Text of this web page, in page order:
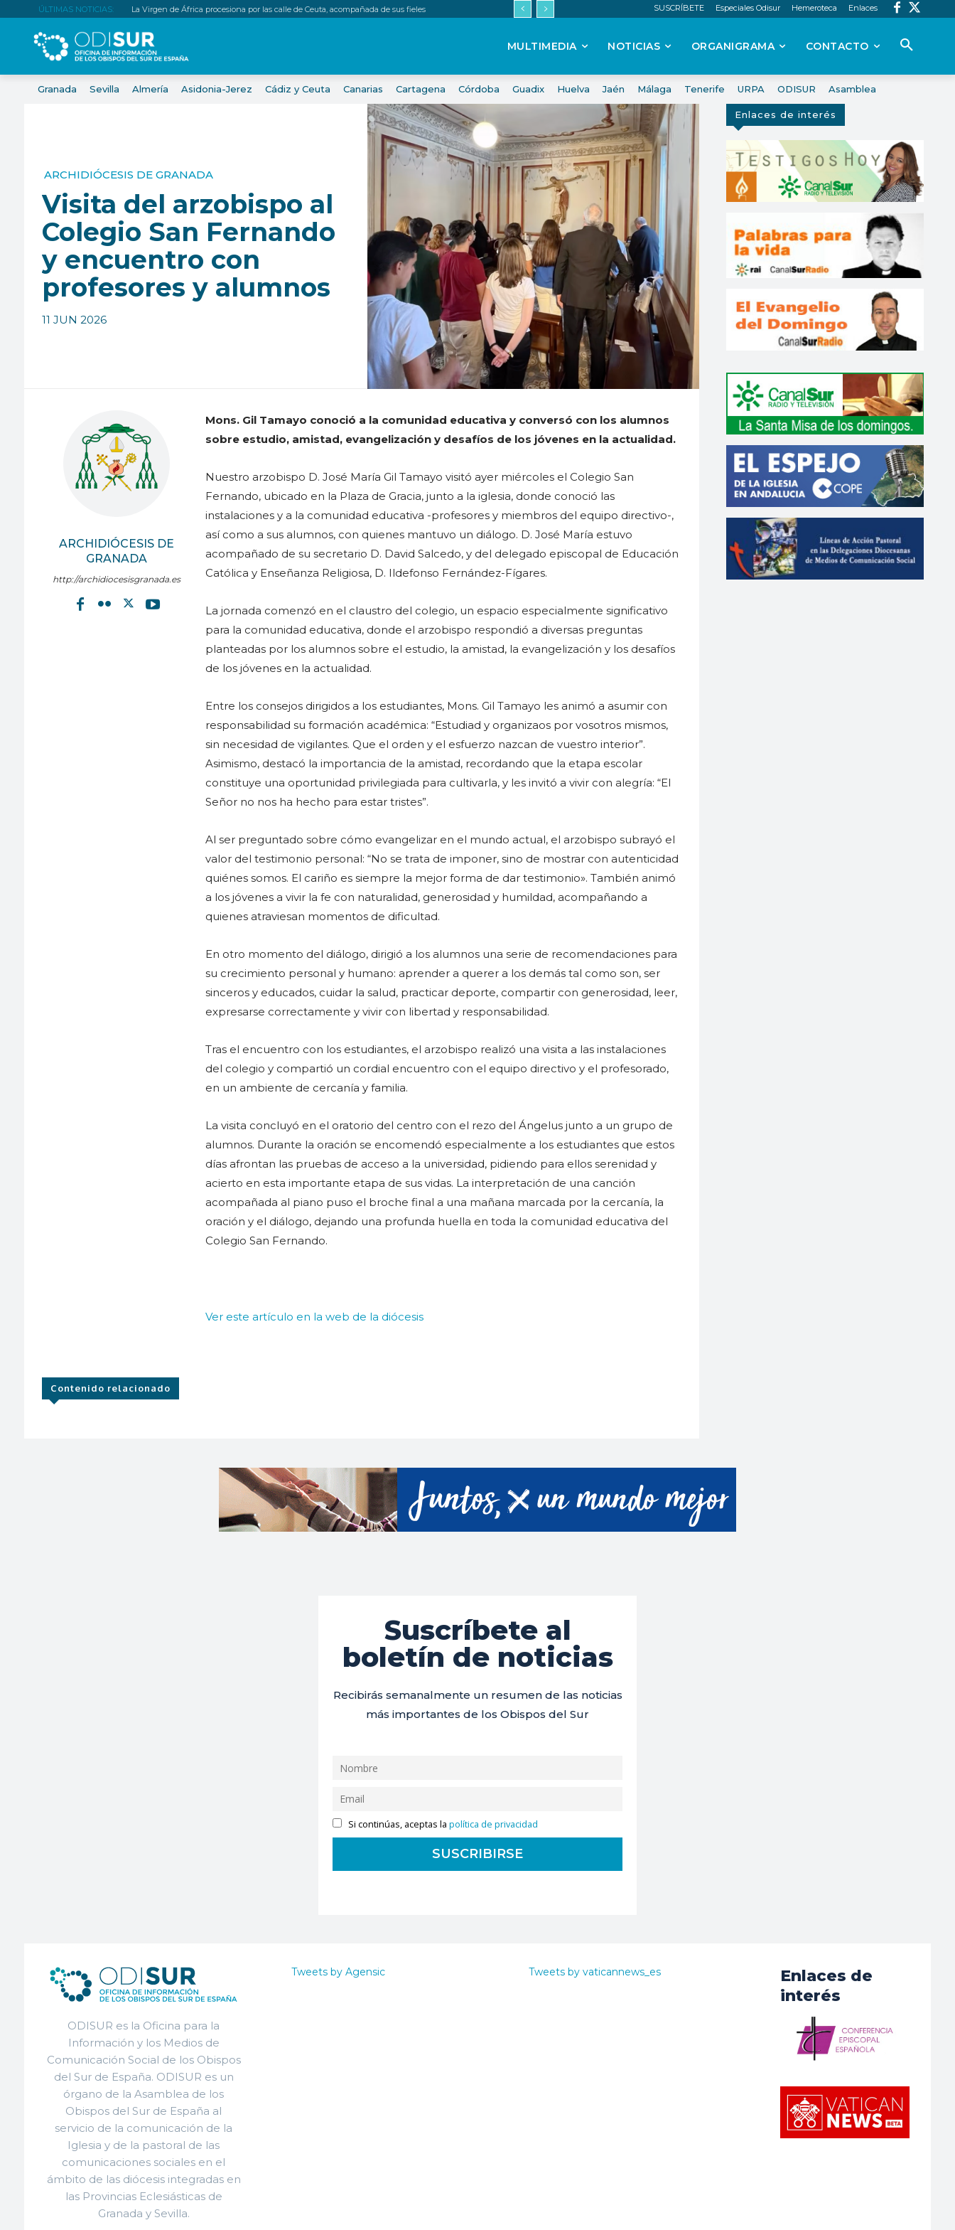
ÚLTIMAS NOTICIAS: La Virgen de África procesiona por las calle de Ceuta, acompañada de sus fieles SUSCRÍBETE Especiales Odisur Hemeroteca Enlaces
MULTIMEDIA NOTICIAS ORGANIGRAMA CONTACTO
Granada Sevilla Almería Asidonia-Jerez Cádiz y Ceuta Canarias Cartagena Córdoba Guadix Huelva Jaén Málaga Tenerife URPA ODISUR Asamblea
ARCHIDIÓCESIS DE GRANADA
Visita del arzobispo al
Colegio San Fernando
y encuentro con
profesores y alumnos
11 JUN 2026
ARCHIDIÓCESIS DE
GRANADA
http://archidiocesisgranada.es
Mons. Gil Tamayo conoció a la comunidad educativa y conversó con los alumnos
sobre estudio, amistad, evangelización y desafíos de los jóvenes en la actualidad.
Nuestro arzobispo D. José María Gil Tamayo visitó ayer miércoles el Colegio San
Fernando, ubicado en la Plaza de Gracia, junto a la iglesia, donde conoció las
instalaciones y a la comunidad educativa -profesores y miembros del equipo directivo-,
así como a sus alumnos, con quienes mantuvo un diálogo. D. José María estuvo
acompañado de su secretario D. David Salcedo, y del delegado episcopal de Educación
Católica y Enseñanza Religiosa, D. Ildefonso Fernández-Fígares.
La jornada comenzó en el claustro del colegio, un espacio especialmente significativo
para la comunidad educativa, donde el arzobispo respondió a diversas preguntas
planteadas por los alumnos sobre el estudio, la amistad, la evangelización y los desafíos
de los jóvenes en la actualidad.
Entre los consejos dirigidos a los estudiantes, Mons. Gil Tamayo les animó a asumir con
responsabilidad su formación académica: “Estudiad y organizaos por vosotros mismos,
sin necesidad de vigilantes. Que el orden y el esfuerzo nazcan de vuestro interior”.
Asimismo, destacó la importancia de la amistad, recordando que la etapa escolar
constituye una oportunidad privilegiada para cultivarla, y les invitó a vivir con alegría: “El
Señor no nos ha hecho para estar tristes”.
Al ser preguntado sobre cómo evangelizar en el mundo actual, el arzobispo subrayó el
valor del testimonio personal: “No se trata de imponer, sino de mostrar con autenticidad
quiénes somos. El cariño es siempre la mejor forma de dar testimonio». También animó
a los jóvenes a vivir la fe con naturalidad, generosidad y humildad, acompañando a
quienes atraviesan momentos de dificultad.
En otro momento del diálogo, dirigió a los alumnos una serie de recomendaciones para
su crecimiento personal y humano: aprender a querer a los demás tal como son, ser
sinceros y educados, cuidar la salud, practicar deporte, compartir con generosidad, leer,
expresarse correctamente y vivir con libertad y responsabilidad.
Tras el encuentro con los estudiantes, el arzobispo realizó una visita a las instalaciones
del colegio y compartió un cordial encuentro con el equipo directivo y el profesorado,
en un ambiente de cercanía y familia.
La visita concluyó en el oratorio del centro con el rezo del Ángelus junto a un grupo de
alumnos. Durante la oración se encomendó especialmente a los estudiantes que estos
días afrontan las pruebas de acceso a la universidad, pidiendo para ellos serenidad y
acierto en esta importante etapa de sus vidas. La interpretación de una canción
acompañada al piano puso el broche final a una mañana marcada por la cercanía, la
oración y el diálogo, dejando una profunda huella en toda la comunidad educativa del
Colegio San Fernando.
Ver este artículo en la web de la diócesis
Contenido relacionado
Enlaces de interés
Suscríbete al
boletín de noticias
Recibirás semanalmente un resumen de las noticias
más importantes de los Obispos del Sur
Si continúas, aceptas lapolítica de privacidad
ODISUR es la Oficina para la
Información y los Medios de
Comunicación Social de los Obispos
del Sur de España. ODISUR es un
órgano de la Asamblea de los
Obispos del Sur de España al
servicio de la comunicación de la
Iglesia y de la pastoral de las
comunicaciones sociales en el
ámbito de las diócesis integradas en
las Provincias Eclesiásticas de
Granada y Sevilla.
Tweets by Agensic Tweets by vaticannews_es
Enlaces de
interés